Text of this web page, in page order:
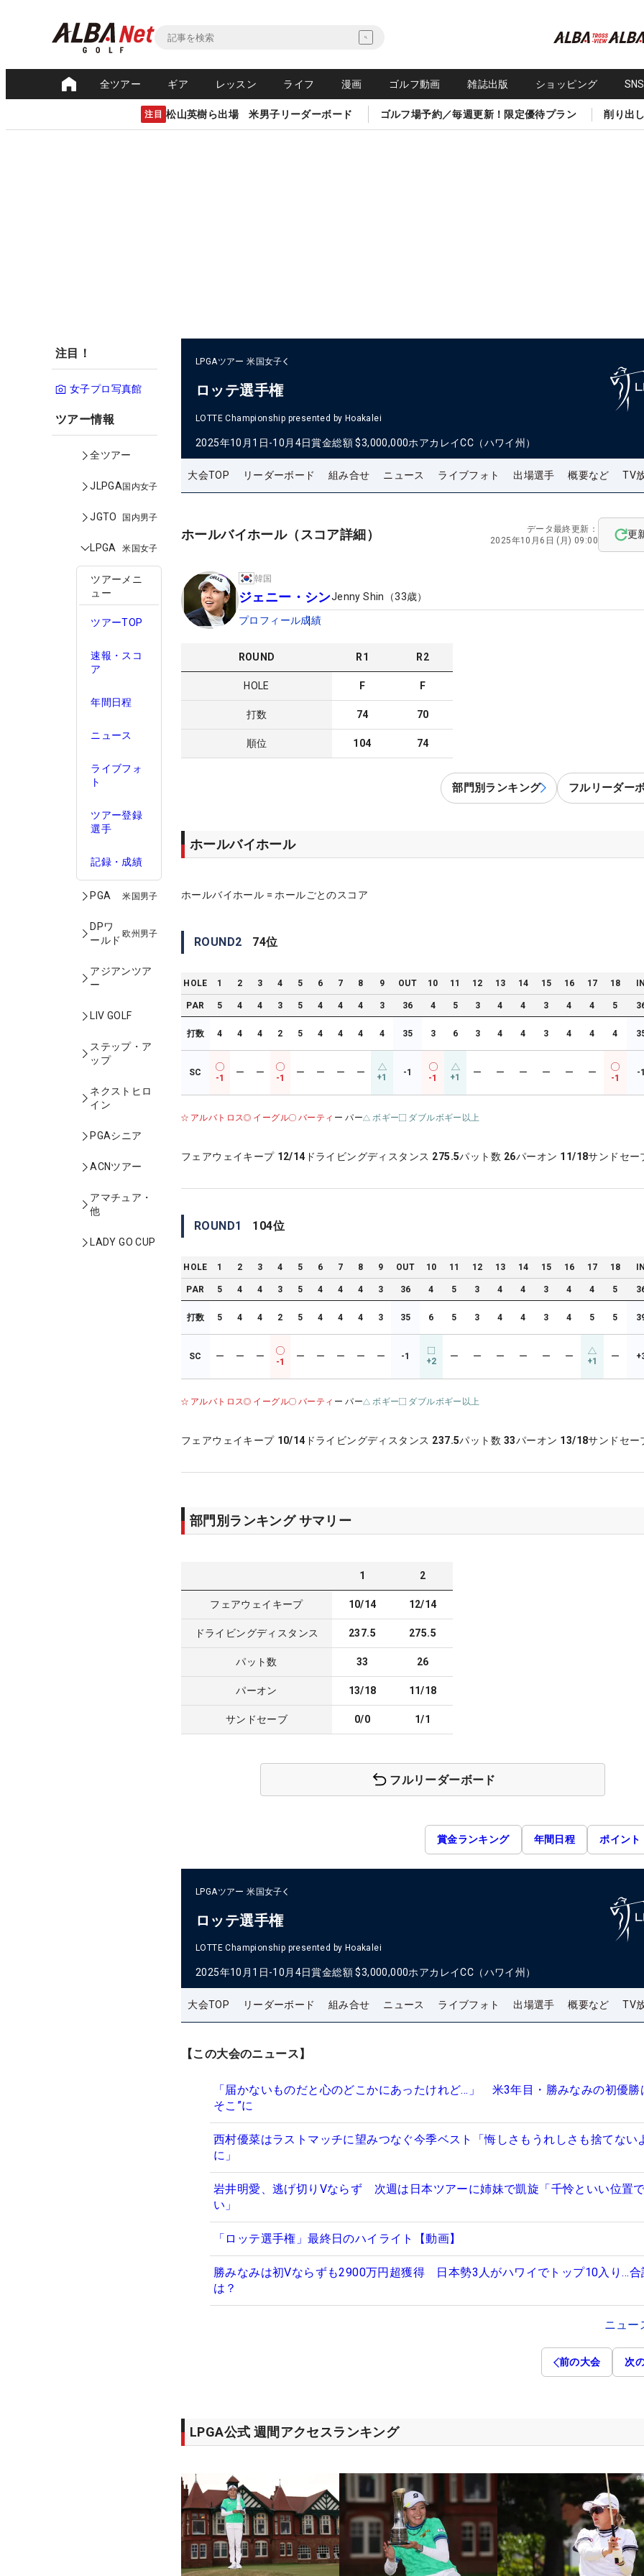
全ツアー ギア レッスン ライフ 漫画 ゴルフ動画 雑誌出版 ショッピング
注目 松山英樹ら出場 米男子リーダーボード ゴルフ場予約／毎週更新！限定優待プラン 削り出
注目！
女子プロ写真館
ツアー情報
全ツアー
JLPGA国内女子
JGTO 国内男子
LPGA 米国女子
ツアーメニ
ュー
ツアーTOP
速報・スコ
ア
年間日程
ニュース
ライブフォ
ト
ツアー登録
選手
記録・成績
PGA 米国男子
DPワ
ールド
欧州男子
アジアンツア
ー
LIV GOLF
ステップ・ア
ップ
ネクストヒロ
イン
PGAシニア
ACNツアー
アマチュア・
他
LADY GO CUP
LPGAツアー 米国女子
ロッテ選手権
LOTTE Championship presented by Hoakalei
2025年10月1日-10月4日賞金総額 $3,000,000ホアカレイCC（ハワイ州）
大会TOP リーダーボード 組み合せ ニュース ライブフォト 出場選手 概要など TV
ホールバイホール（スコア詳細）
データ最終更新：
2025年10月6日 (月) 09:00
更
韓国
ジェニー・シンJenny Shin （33歳）
プロフィール成績
ROUND R1 R2
HOLE F F
打数 74 70
順位 104 74
部門別ランキング フルリーダー
ホールバイホール
ホールバイホール = ホールごとのスコア
ROUND2 74位
HOLE 1 2 3 4 5 6 7 8 9 OUT 10 11 12 13 14 15 16 17 18
PAR 5 4 4 3 5 4 4 4 3 36 4 5 3 4 4 3 4 4 5
打数 4 4 4 2 5 4 4 4 4 35 3 6 3 4 4 3 4 4 4
SC
-1
ー ー
-1
ー ー ー ー +1 -1
-1 +1 ー ー ー ー ー ー
-1
-
アルバトロス イーグル バーティ ー パー ボギー ダブルボギー以上
フェアウェイキープ 12/14 ドライビングディスタンス 275.5パット数 26パーオン 11/18サンドセー
ROUND1 104位
HOLE 1 2 3 4 5 6 7 8 9 OUT 10 11 12 13 14 15 16 17 18
PAR 5 4 4 3 5 4 4 4 3 36 4 5 3 4 4 3 4 4 5
打数 5 4 4 2 5 4 4 4 3 35 6 5 3 4 4 3 4 5 5
SC ー ー ー
-1
ー ー ー ー ー -1 +2 ー ー ー ー ー ー +1 ー
アルバトロス イーグル バーティ ー パー ボギー ダブルボギー以上
フェアウェイキープ 10/14 ドライビングディスタンス 237.5パット数 33パーオン 13/18サンドセー
部門別ランキング サマリー
1 2
フェアウェイキープ 10/14 12/14
ドライビングディスタンス 237.5 275.5
パット数 33 26
パーオン 13/18 11/18
サンドセーブ 0/0 1/1
フルリーダーボード
賞金ランキング 年間日程 ポイント
LPGAツアー 米国女子
ロッテ選手権
LOTTE Championship presented by Hoakalei
2025年10月1日-10月4日賞金総額 $3,000,000ホアカレイCC（ハワイ州）
大会TOP リーダーボード 組み合せ ニュース ライブフォト 出場選手 概要など TV
【この大会のニュース】
「届かないものだと心のどこかにあったけれど…」 米3年目・勝みなみの初優勝
そこ”に
西村優菜はラストマッチに望みつなぐ今季ベスト「悔しさもうれしさも捨てない
に」
岩井明愛、逃げ切りVならず 次週は日本ツアーに姉妹で凱旋「千怜といい位置
い」
「ロッテ選手権」最終日のハイライト【動画】
勝みなみは初Vならずも2900万円超獲得 日本勢3人がハワイでトップ10入り…合
は？
ニュー
前の大会 次
LPGA公式 週間アクセスランキング